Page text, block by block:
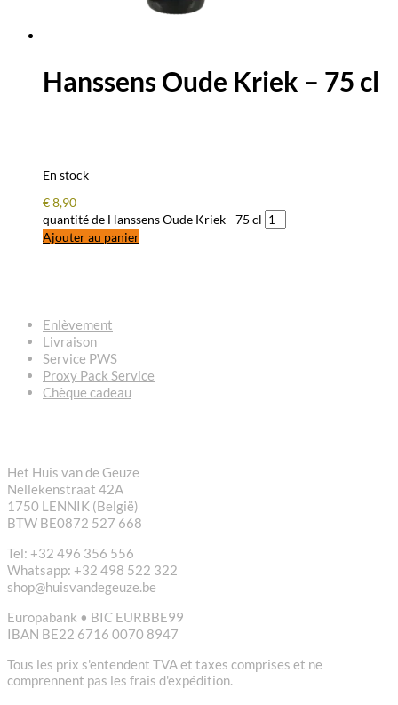
Hanssens Oude Kriek – 75 cl
En stock
€8,90
quantité de Hanssens Oude Kriek - 75 cl
Ajouter au panier
Enlèvement
Livraison
Service PWS
Proxy Pack Service
Chèque cadeau
Het Huis van de Geuze
Nellekenstraat 42A
1750 LENNIK (België)
BTW BE0872 527 668
Tel: +32 496 356 556
Whatsapp: +32 498 522 322
shop@huisvandegeuze.be
Europabank • BIC EURBBE99
IBAN BE22 6716 0070 8947
Tous les prix s'entendent TVA et taxes comprises et ne
comprennent pas les frais d'expédition.